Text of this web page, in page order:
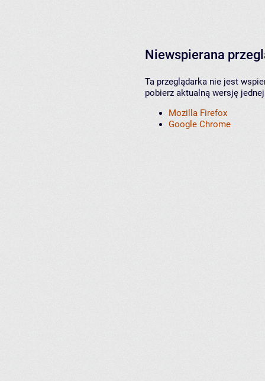
Niewspierana
Ta przeglądarka nie jest
pobierz aktualną wersję
Mozilla Firefox
Google Chrome